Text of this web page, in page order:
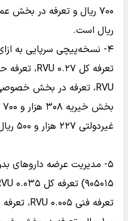
ریال است.
غیردولتی ۲۲۷ هزار و ۵۰۰ ریال است.